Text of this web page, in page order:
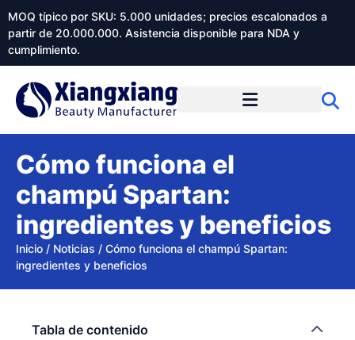
MOQ típico por SKU: 5.000 unidades; precios escalonados a
partir de 20.000.000. Asistencia disponible para NDA y
cumplimiento.
Cómo funciona el
champú Spartan:
ingredientes y beneficios
Inicio / Noticias / Cómo funciona el champú Spartan:
ingredientes y beneficios
Tabla de contenido